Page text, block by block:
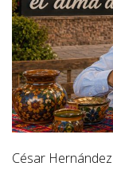
César